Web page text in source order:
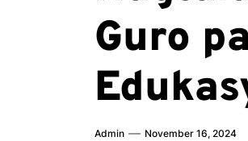
Guro
Admin
November 16, 2024